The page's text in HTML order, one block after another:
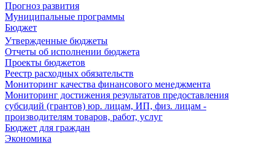
Прогноз развития
Муниципальные программы
Бюджет
Утвержденные бюджеты
Отчеты об исполнении бюджета
Проекты бюджетов
Реестр расходных обязательств
Мониторинг качества финансового менеджмента
Мониторинг достижения результатов предоставления
субсидий (грантов) юр. лицам, ИП, физ. лицам -
производителям товаров, работ, услуг
Бюджет для граждан
Экономика